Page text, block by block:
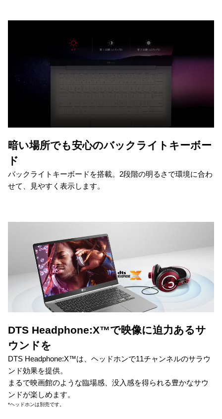
暗い場所でも安心のバックライトキーボー
ド
バックライトキーボードを搭載。2段階の明るさで環境に合わ
せて、見やすく表示します。
DTS Headphone:X™で映像に迫力あるサ
ウンドを
DTS Headphone:X™は、ヘッドホンで11チャンネルのサラウ
ンド効果を提供。
まるで映画館のような臨場感、没入感を得られる豊かなサウ
ンドが楽しめます。
*ヘッドホンは別売です。